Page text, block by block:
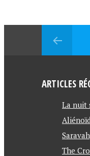
ARTICLES
La nuit
The